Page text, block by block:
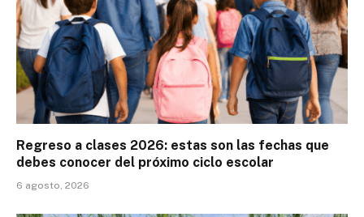
Regreso a clases 2026: estas son las fechas que
debes conocer del próximo ciclo escolar
6 agosto, 2026